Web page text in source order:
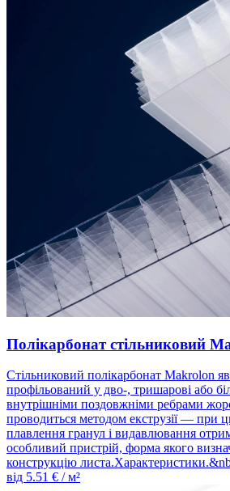
Полікарбонат стільниковий
Стільниковий полікарбонат Makrolon
профільований у дво-, тришарові або
внутрішніми поздовжніми ребрами
проводиться методом екструзії — при
плавлення гранул і видавлювання
особливий пристрій, форма якого
конструкцію
від 5.51 € / м²